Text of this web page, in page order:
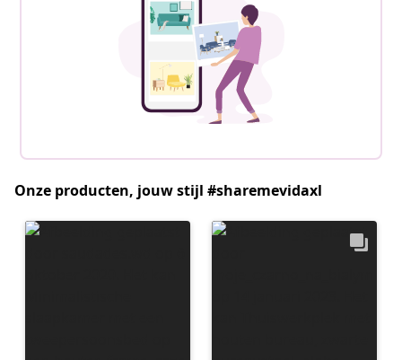
Onze producten, jouw stijl #sharemevidaxl